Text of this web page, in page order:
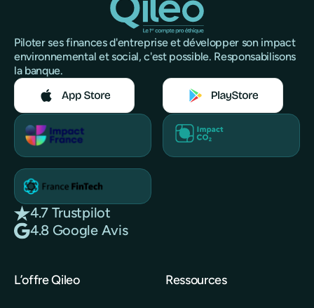
Piloter ses finances d'entreprise et développer son impact
environnemental et social, c'est possible. Responsabilisons
la banque.
4.7 Trustpilot
4.8 Google Avis
L’offre Qileo Ressources